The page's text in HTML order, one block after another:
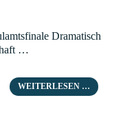
Dramatisch
…
WEITERLESEN …